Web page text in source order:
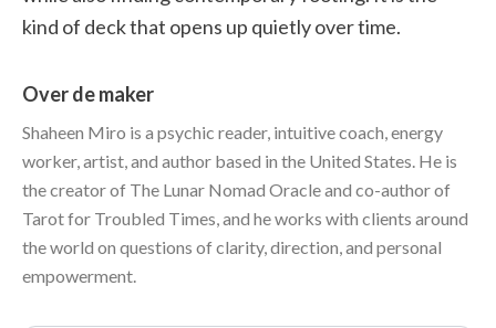
kind of deck that opens up quietly over time.
Over de maker
Shaheen Miro is a psychic reader, intuitive coach, energy
worker, artist, and author based in the United States. He is
the creator of The Lunar Nomad Oracle and co-author of
Tarot for Troubled Times, and he works with clients around
the world on questions of clarity, direction, and personal
empowerment.